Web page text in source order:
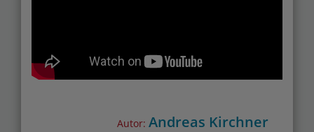
Autor: Andreas Kirchner